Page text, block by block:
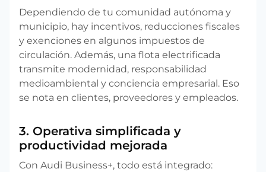
Dependiendo de tu comunidad autónoma y
municipio, hay incentivos, reducciones fiscales
y exenciones en algunos impuestos de
circulación. Además, una flota electrificada
transmite modernidad, responsabilidad
medioambiental y conciencia empresarial. Eso
se nota en clientes, proveedores y empleados.
3. Operativa simplificada y
productividad mejorada
Con Audi Business+, todo está integrado: